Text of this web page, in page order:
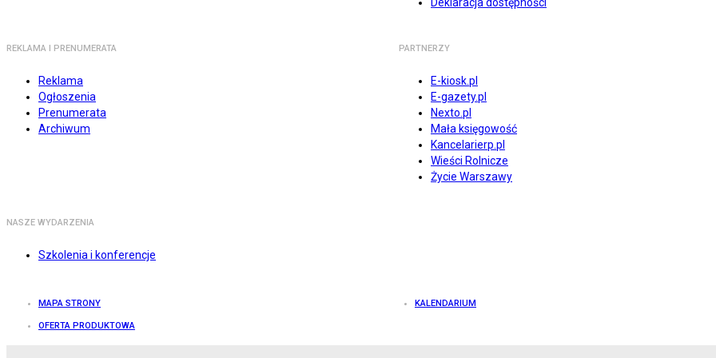
REKLAMA I PRENUMERATA
Reklama
Ogłoszenia
Prenumerata
Archiwum
PARTNERZY
E-kiosk.pl
E-gazety.pl
Nexto.pl
Mała księgowość
Kancelarierp.pl
Wieści Rolnicze
Życie Warszawy
NASZE WYDARZENIA
Szkolenia i konferencje
MAPA STRONY KALENDARIUM
OFERTA PRODUKTOWA